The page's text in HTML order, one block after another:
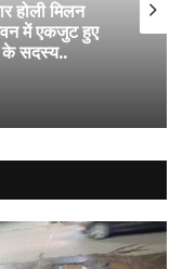
होली मिलन
में एकजुट हुए
के सदस्य..